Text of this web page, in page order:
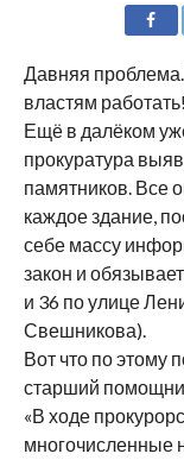
Давняя
властям работать!
Ещё в далёком
прокуратура
памятников. Все
каждое здание,
себе массу
закон и
и 36 по улице
Свешникова).
Вот что по этому
старший
«В ходе
многочисленные